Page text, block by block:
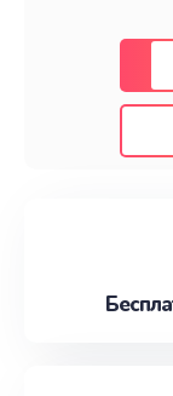
также
наилучшим